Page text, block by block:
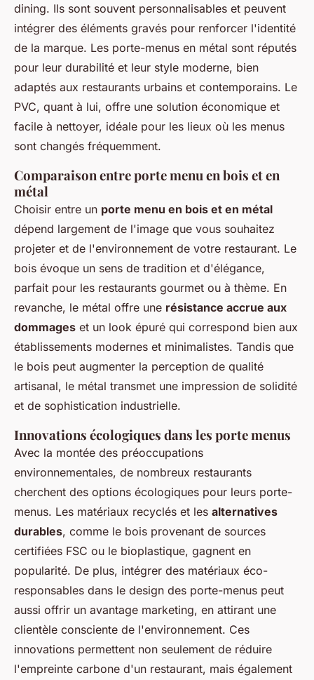
dining. Ils sont souvent personnalisables et peuvent
intégrer des éléments gravés pour renforcer l'identité
de la marque. Les porte-menus en métal sont réputés
pour leur durabilité et leur style moderne, bien
adaptés aux restaurants urbains et contemporains. Le
PVC, quant à lui, offre une solution économique et
facile à nettoyer, idéale pour les lieux où les menus
sont changés fréquemment.
Comparaison entre porte menu en bois et en
métal
Choisir entre un porte menu en bois et en métal
dépend largement de l'image que vous souhaitez
projeter et de l'environnement de votre restaurant. Le
bois évoque un sens de tradition et d'élégance,
parfait pour les restaurants gourmet ou à thème. En
revanche, le métal offre une résistance accrue aux
dommages et un look épuré qui correspond bien aux
établissements modernes et minimalistes. Tandis que
le bois peut augmenter la perception de qualité
artisanal, le métal transmet une impression de solidité
et de sophistication industrielle.
Innovations écologiques dans les porte menus
Avec la montée des préoccupations
environnementales, de nombreux restaurants
cherchent des options écologiques pour leurs porte-
menus. Les matériaux recyclés et les alternatives
durables, comme le bois provenant de sources
certifiées FSC ou le bioplastique, gagnent en
popularité. De plus, intégrer des matériaux éco-
responsables dans le design des porte-menus peut
aussi offrir un avantage marketing, en attirant une
clientèle consciente de l'environnement. Ces
innovations permettent non seulement de réduire
l'empreinte carbone d'un restaurant, mais également